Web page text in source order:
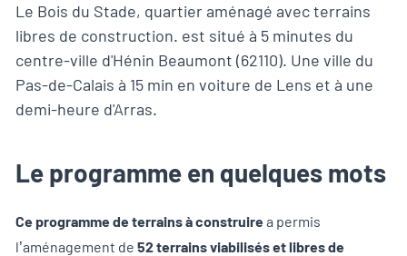
Le Bois du Stade, quartier aménagé avec terrains
libres de construction. est situé à 5 minutes du
centre-ville d'Hénin Beaumont (62110). Une ville du
Pas-de-Calais à 15 min en voiture de Lens et à une
demi-heure d'Arras.
Le programme en quelques mots
Ce programme de terrains à construirea permis
l’aménagement de 52 terrains viabilisés et libres de